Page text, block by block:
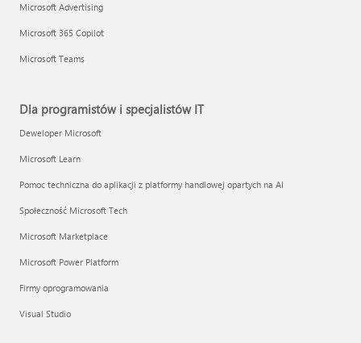
Microsoft Advertising
Microsoft 365 Copilot
Microsoft Teams
Dla programistów i specjalistów IT
Deweloper Microsoft
Microsoft Learn
Pomoc techniczna do aplikacji z platformy handlowej opartych na AI
Społeczność Microsoft Tech
Microsoft Marketplace
Microsoft Power Platform
Firmy oprogramowania
Visual Studio